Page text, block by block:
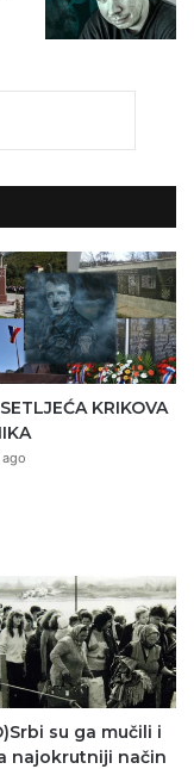
KRIKOVA
ago
su ga mučili i
najokrutniji način